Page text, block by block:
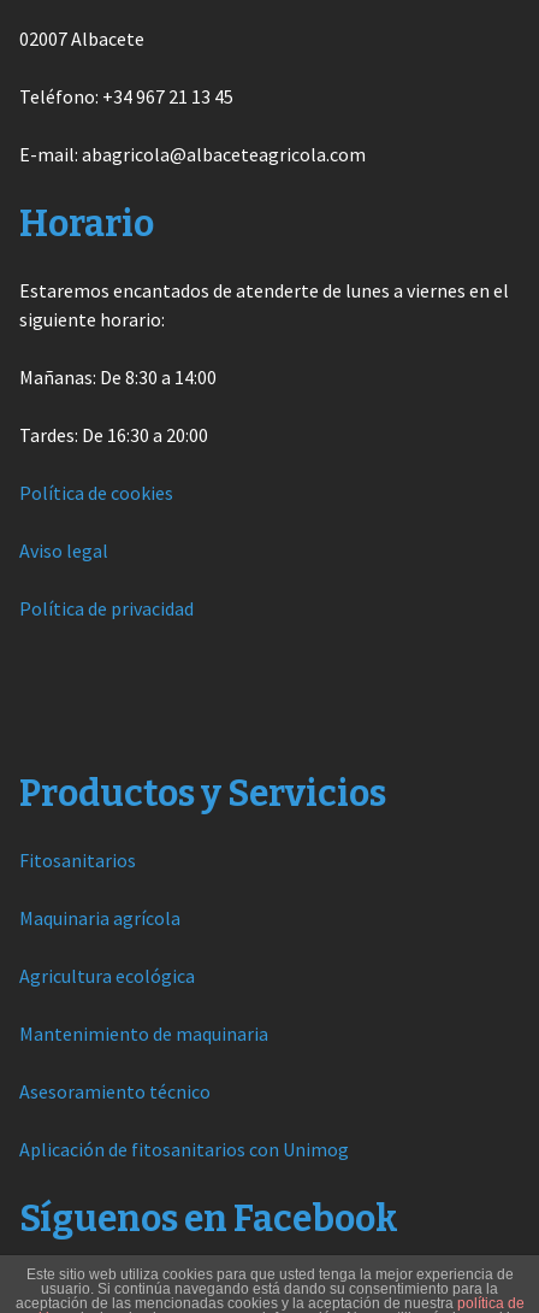
02007 Albacete
Teléfono: +34 967 21 13 45
E-mail: abagricola@albaceteagricola.com
Horario
Estaremos encantados de atenderte de lunes a viernes en el
siguiente horario:
Mañanas: De 8:30 a 14:00
Tardes: De 16:30 a 20:00
Política de cookies
Aviso legal
Política de privacidad
Productos y Servicios
Fitosanitarios
Maquinaria agrícola
Agricultura ecológica
Mantenimiento de maquinaria
Asesoramiento técnico
Aplicación de fitosanitarios con Unimog
Síguenos en Facebook
Este sitio web utiliza cookies para que usted tenga la mejor experiencia de
usuario. Si continúa navegando está dando su consentimiento para la
aceptación de las mencionadas cookies y la aceptación de nuestra política de